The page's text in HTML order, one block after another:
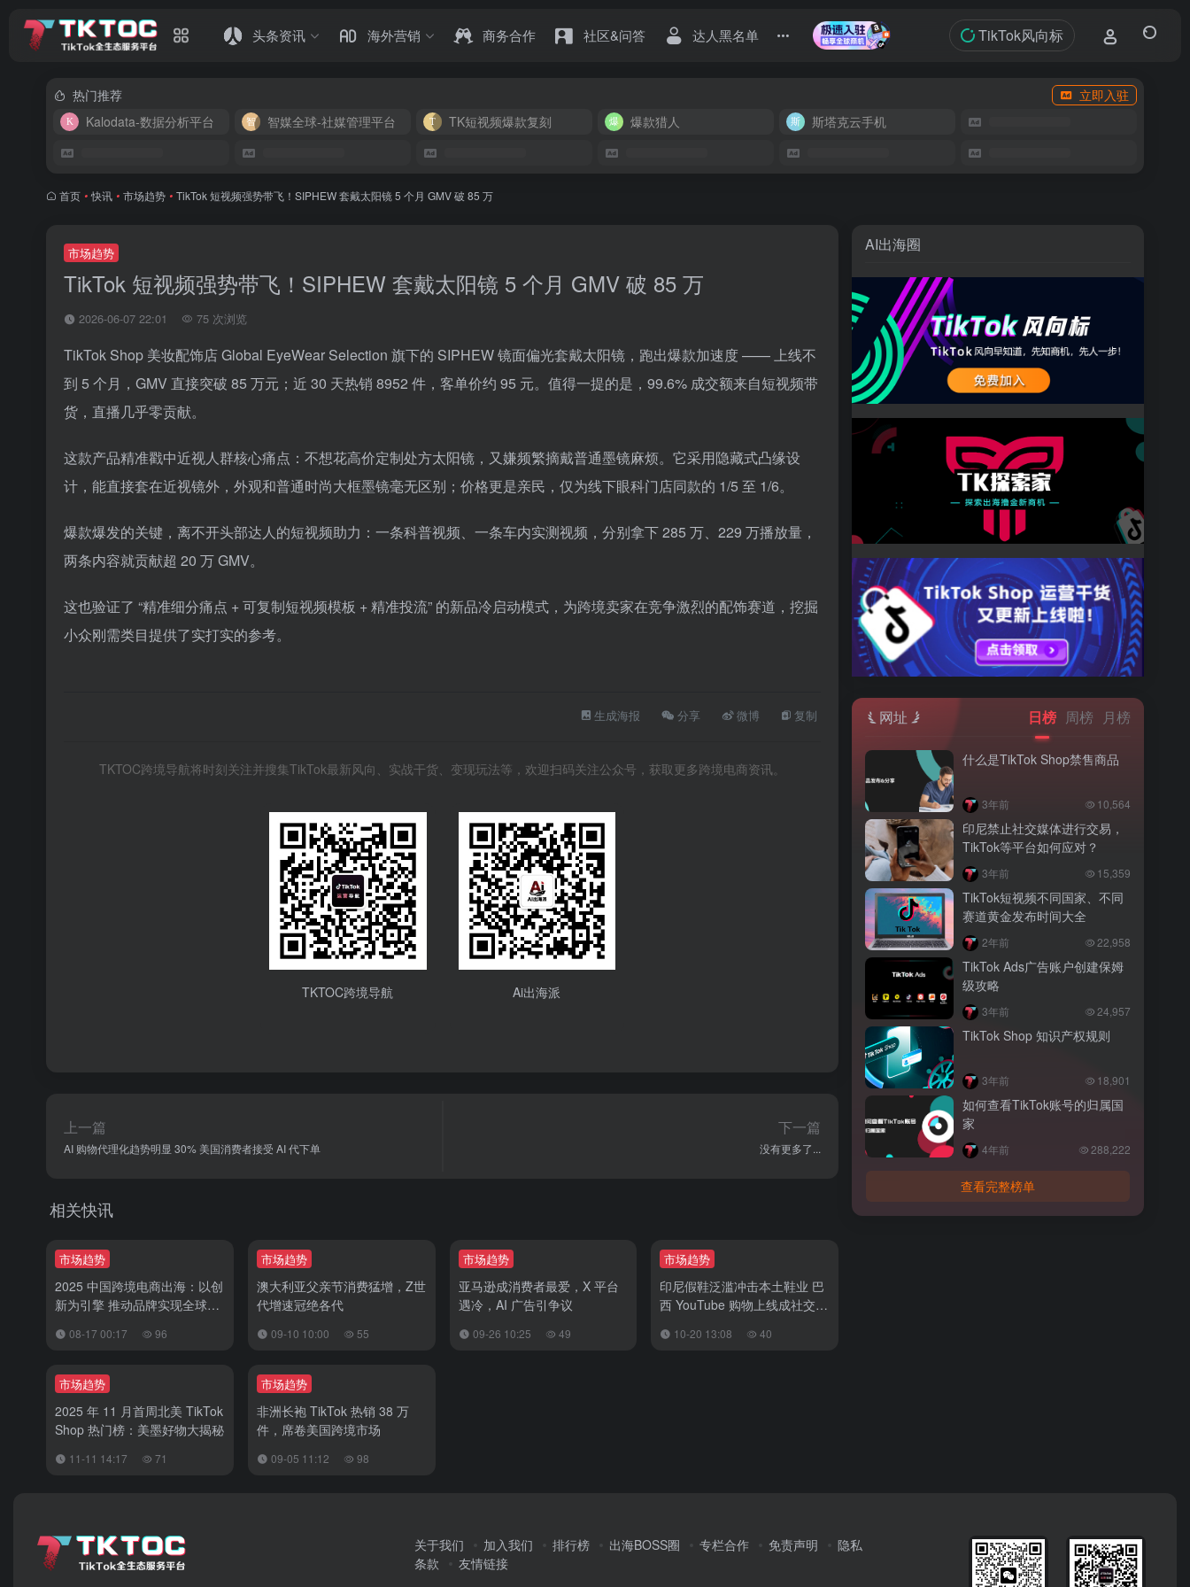
头条资讯 海外营销 商务合作 社区&问答 达人黑名单 TikTok风向标
热门推荐
立即入驻
Kalodata-数据分析平台
智媒全球-社媒管理平台 TK短视频爆款复刻 爆款猎人 斯塔克云手机
首页 • 快讯 • 市场趋势 • TikTok 短视频强势带飞！SIPHEW 套戴太阳镜 5 个月 GMV 破 85 万
市场趋势
TikTok 短视频强势带飞！SIPHEW 套戴太阳镜 5 个月 GMV 破 85 万
2026-06-07 22:01 75 次浏览
TikTok Shop 美妆配饰店 Global EyeWear Selection 旗下的 SIPHEW 镜面偏光套戴太阳镜，跑出爆款加速度 —— 上线不
到 5 个月，GMV 直接突破 85 万元；近 30 天热销 8952 件，客单价约 95 元。值得一提的是，99.6% 成交额来自短视频带
货，直播几乎零贡献。
这款产品精准戳中近视人群核心痛点：不想花高价定制处方太阳镜，又嫌频繁摘戴普通墨镜麻烦。它采用隐藏式凸缘设
计，能直接套在近视镜外，外观和普通时尚大框墨镜毫无区别；价格更是亲民，仅为线下眼科门店同款的 1/5 至 1/6。
爆款爆发的关键，离不开头部达人的短视频助力：一条科普视频、一条车内实测视频，分别拿下 285 万、229 万播放量，
两条内容就贡献超 20 万 GMV。
这也验证了 “精准细分痛点 + 可复制短视频模板 + 精准投流” 的新品冷启动模式，为跨境卖家在竞争激烈的配饰赛道，挖掘
小众刚需类目提供了实打实的参考。
生成海报 分享 微博 复制
TKTOC跨境导航将时刻关注并搜集TikTok最新风向、实战干货、变现玩法等，欢迎扫码关注公众号，获取更多跨境电商资讯。
TKTOC跨境导航 Ai出海派
上一篇
AI 购物代理化趋势明显 30% 美国消费者接受 AI 代下单
下一篇
没有更多了...
相关快讯
市场趋势
2025 中国跨境电商出海：以创
新为引擎 推动品牌实现全球突
08-17 00:17 96
市场趋势
澳大利亚父亲节消费猛增，Z世
代增速冠绝各代
09-10 10:00 55
市场趋势
亚马逊成消费者最爱，X 平台
遇冷，AI 广告引争议
09-26 10:25 49
市场趋势
印尼假鞋泛滥冲击本土鞋业 巴
西 YouTube 购物上线成社交电
10-20 13:08 40
市场趋势
2025 年 11 月首周北美 TikTok
Shop 热门榜：美墨好物大揭秘
11-11 14:17 71
市场趋势
非洲长袍 TikTok 热销 38 万
件，席卷美国跨境市场
09-05 11:12 98
AI出海圈
网址 日榜 周榜 月榜
什么是TikTok Shop禁售商品
3年前 10,564
印尼禁止社交媒体进行交易，
TikTok等平台如何应对？
3年前 15,359
TikTok短视频不同国家、不同
赛道黄金发布时间大全
2年前 22,958
TikTok Ads广告账户创建保姆
级攻略
3年前 24,957
TikTok Shop 知识产权规则
3年前 18,901
如何查看TikTok账号的归属国
家
4年前 288,222
查看完整榜单
关于我们 加入我们 排行榜 出海BOSS圈 专栏合作 免责声明
隐私
条款
友情链接